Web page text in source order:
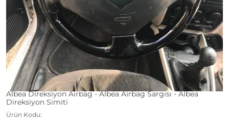
Albea Direksiyon Airbag - Albea Airbag Sargısı - Albea
Direksiyon Simiti
Ürün Kodu: